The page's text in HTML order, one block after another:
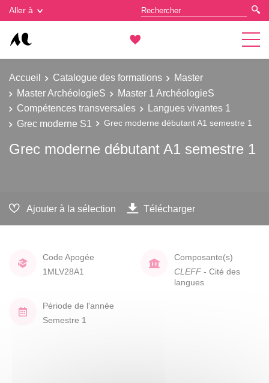
Aller à
Accueil Catalogue des formations
Master
Master ArchéologieS
Master 1 ArchéologieS
Compétences transversales
Langues vivantes 1
Grec moderne S1
Grec moderne débutant A1 semestre 1
Grec moderne débutant A1 semestre 1
Ajouter à la sélection Télécharger
Code Apogée
1MLV28A1
Composante(s)
CLEFF - Cité des
langues
Période de l'année
Semestre 1
Gestion des cookies